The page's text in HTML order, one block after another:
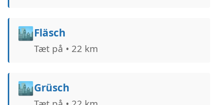
🏙️Fläsch
Tæt på • 22 km
🏙️Grüsch